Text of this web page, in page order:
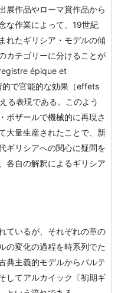
展作品やローマ賞作品から
な作業によって、19世紀
れたギリシア・モデルの傾
カテゴリーに分けることが
épique et
で官能的な効果（effets
る表現である。このよう
ボザールで機械的に再現さ
大量生産されたことで、新
ギリシアへの関心に疑問を
各自の解釈によるギリシア
ているが、それぞれの章の
の変化の過程を時系列でた
典主義的モデルからパルテ
してアルカイック〔初期ギ